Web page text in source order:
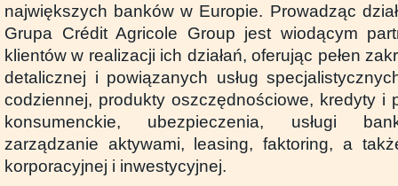
największych banków w Europie. Prowadząc
Grupa Crédit Agricole Group jest wiodącym
klientów w realizacji ich działań, oferując pełen
detalicznej i powiązanych usług
codziennej, produkty oszczędnościowe, kredyty i
konsumenckie, ubezpieczenia, usługi
zarządzanie aktywami, leasing, faktoring, a
korporacyjnej i inwestycyjnej.